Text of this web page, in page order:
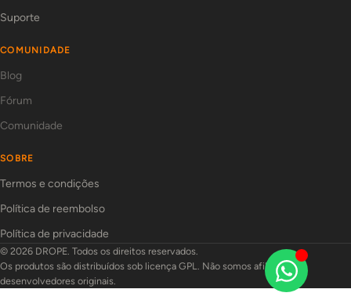
Suporte
COMUNIDADE
Blog
Fórum
Comunidade
SOBRE
Termos e condições
Política de reembolso
Política de privacidade
© 2026 DROPE. Todos os direitos reservados.
Os produtos são distribuídos sob licença GPL. Não somos afiliados aos
desenvolvedores originais.